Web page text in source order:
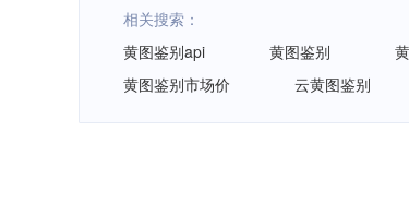
相关搜索：
黄图鉴别api
黄图鉴别
黄图鉴别市场价
云黄图鉴别